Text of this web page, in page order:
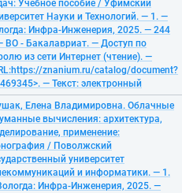
Учебное пособие / Уфимский
Науки и Технологий. — 1. —
Инфра-Инженерия, 2025. — 244
ВО - Бакалавриат. — Доступ по
из сети Интернет (чтение). —
znanium.ru/catalog/document?
— Текст: электронный
Елена Владимировна. Облачные
вычисления: архитектура,
применение:
/ Поволжский
университет
и информатики. — 1.
Инфра-Инженерия, 2025. —